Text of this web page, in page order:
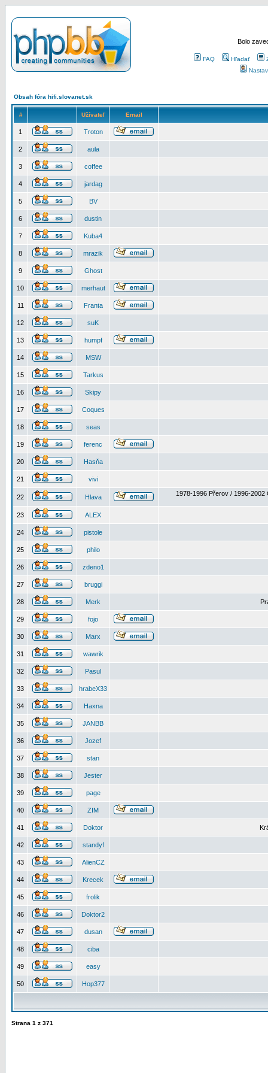
Bolo
FAQ Hľadať
Obsah fóra hifi.slovanet.sk
# Užívateľ Email
1 Troton
2 aula
3 coffee
4 jardag
5 BV
6 dustin
7 Kuba4
8 mrazik
9 Ghost
10 merhaut
11 Franta
12 suK
13 humpf
14 MSW
15 Tarkus
16 Skipy
17 Coques
18 seas
19 ferenc
20 Hasňa
21 vivi
22 Hlava 1978-1996 Přerov / 1996-2002
23 ALEX
24 pistole
25 philo
26 zdeno1
27 bruggi
28 Merk
29 fojo
30 Marx
31 wawrik
32 Pasul
33 hrabeX33
34 Haxna
35 JANBB
36 Jozef
37 stan
38 Jester
39 page
40 ZIM
41 Doktor
42 standyf
43 AlienCZ
44 Krecek
45 frolik
46 Doktor2
47 dusan
48 ciba
49 easy
50 Hop377
Strana 1 z 371